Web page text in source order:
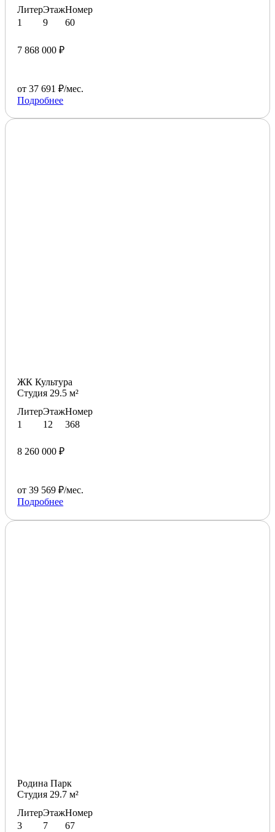
Литер
1
Этаж
9
Номер
60
7 868 000 ₽
от 37 691 ₽/мес.
Подробнее
ЖК Культура
Студия 29.5 м²
Литер
1
Этаж
12
Номер
368
8 260 000 ₽
от 39 569 ₽/мес.
Подробнее
Родина Парк
Студия 29.7 м²
Литер
3
Этаж
7
Номер
67